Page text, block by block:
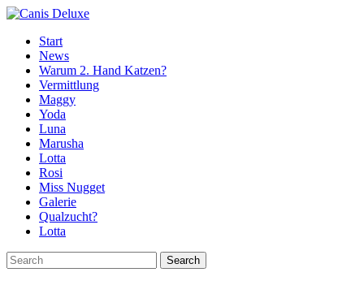
Start
News
Warum 2. Hand Katzen?
Vermittlung
Maggy
Yoda
Luna
Marusha
Lotta
Rosi
Miss Nugget
Galerie
Qualzucht?
Lotta